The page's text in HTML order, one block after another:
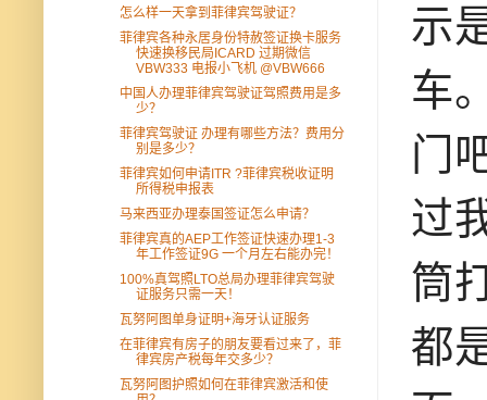
示
车
门
过
筒
都
怎么样一天拿到菲律宾驾驶证？
菲律宾各种永居身份特赦签证换卡服务
快速换移民局ICARD 过期微信
VBW333 电报小飞机 @VBW666
中国人办理菲律宾驾驶证驾照费用是多
少？
菲律宾驾驶证 办理有哪些方法？费用分
别是多少？
菲律宾如何申请ITR ?菲律宾税收证明
所得税申报表
马来西亚办理泰国签证怎么申请？
菲律宾真的AEP工作签证快速办理1-3
年工作签证9G 一个月左右能办完！
100%真驾照LTO总局办理菲律宾驾驶
证服务只需一天！
瓦努阿图单身证明+海牙认证服务
在菲律宾有房子的朋友要看过来了，菲
律宾房产税每年交多少？
瓦努阿图护照如何在菲律宾激活和使